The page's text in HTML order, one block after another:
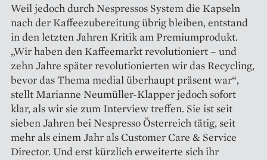
Weil jedoch durch ­Nespressos System die Kapseln
nach der Kaffeezubereitung übrig bleiben, entstand
in den letzten Jahren Kritik am Premiumprodukt.
„Wir haben den Kaffeemarkt revolutioniert – und
zehn Jahre später revolutionierten wir das Recycling,
bevor das Thema medial überhaupt präsent war“,
stellt Marianne Neumüller-Klapper jedoch sofort
klar, als wir sie zum Interview treffen. Sie ist seit
sieben Jahren bei Nespresso Österreich tätig, seit
mehr als einem Jahr als Customer Care & Service
Director. Und erst kürzlich erweiterte sich ihr